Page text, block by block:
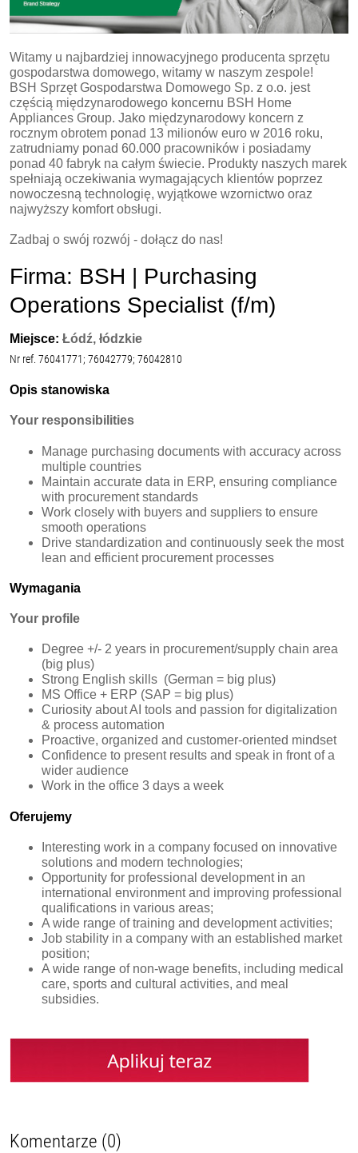
Witamy u najbardziej innowacyjnego producenta sprzętu
gospodarstwa domowego, witamy w naszym zespole!
BSH Sprzęt Gospodarstwa Domowego Sp. z o.o. jest
częścią międzynarodowego koncernu BSH Home
Appliances Group. Jako międzynarodowy koncern z
rocznym obrotem ponad 13 milionów euro w 2016 roku,
zatrudniamy ponad 60.000 pracowników i posiadamy
ponad 40 fabryk na całym świecie. Produkty naszych marek
spełniają oczekiwania wymagających klientów poprzez
nowoczesną technologię, wyjątkowe wzornictwo oraz
najwyższy komfort obsługi.
Zadbaj o swój rozwój - dołącz do nas!
Firma: BSH | Purchasing
Operations Specialist (f/m)
Miejsce:Łódź, łódzkie
Nr ref. 76041771; 76042779; 76042810
Opis stanowiska
Your responsibilities
Manage purchasing documents with accuracy across
multiple countries
Maintain accurate data in ERP, ensuring compliance
with procurement standards
Work closely with buyers and suppliers to ensure
smooth operations
Drive standardization and continuously seek the most
lean and efficient procurement processes
Wymagania
Your profile
Degree +/- 2 years in procurement/supply chain area
(big plus)
Strong English skills (German = big plus)
MS Office + ERP (SAP = big plus)
Curiosity about AI tools and passion for digitalization
& process automation
Proactive, organized and customer-oriented mindset
Confidence to present results and speak in front of a
wider audience
Work in the office 3 days a week
Oferujemy
Interesting work in a company focused on innovative
solutions and modern technologies;
Opportunity for professional development in an
international environment and improving professional
qualifications in various areas;
A wide range of training and development activities;
Job stability in a company with an established market
position;
A wide range of non-wage benefits, including medical
care, sports and cultural activities, and meal
subsidies.
Komentarze (0)